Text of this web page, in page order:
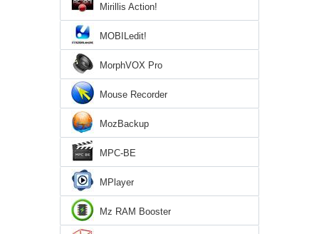
Mirillis Action!
MOBILedit!
MorphVOX Pro
Mouse Recorder
MozBackup
MPC-BE
MPlayer
Mz RAM Booster